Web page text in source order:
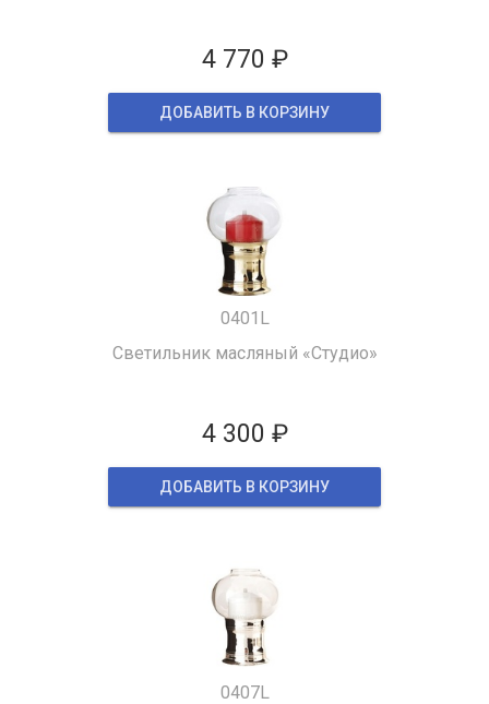
4 770 ₽
ДОБАВИТЬ В КОРЗИНУ
0401L
Светильник масляный «Студио»
4 300 ₽
ДОБАВИТЬ В КОРЗИНУ
0407L